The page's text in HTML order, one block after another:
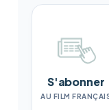
S'abonner
AU FILM